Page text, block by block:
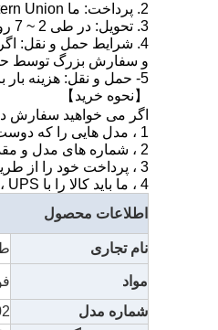
2. پرداخت: ما T / T ، Western Union را می پذیریم. همچنین پی پال ، HSBC پذیرفته می شود.
3. تحویل: در طی 2 ~ 7 روز پس از دریافت سفارش تایید شده.
4. شرایط حمل و نقل: اگر سفارش شما کوچک باشد ، ما را با UPS ، TNT ، DHL ، EMS تحویل می دهیم.
و سفارش بزرگ توسط حمل
5- حمل و نقل: هزینه بار با توجه به وزن یا اندازه سفارش تفصیلی شارژ می شود.
【نحوه خرید】
اگر می خواهید سفارش
1 ، مدل هایی را که دوست دارید از وب سایت ما انتخاب کنید و جزئیات مربوط به آن از جمله قیمت ، اندازه ، مواد و حداقل مقدار سفارش و غیره را با ما تأیید کنید.
2 ، شماره های مدل و مقدار خود را از طریق ایمیل به ما اطلاع دهید و هزینه حمل را از ما بخواهید.
3 ، پرداخت خود را از طریق T / T ، پی پال ، Western Union یا HSBC برای ما ارسال کنید.
4 ، ما باید کالا را با DHL ، EMS ، UPS ، محموله هوایی یا حمل و نقل دریایی در مدت زمان تحویل برای شما ارسال کنیم.
اطلاعات محصول
نام تجاری
مواد
شماره مدل